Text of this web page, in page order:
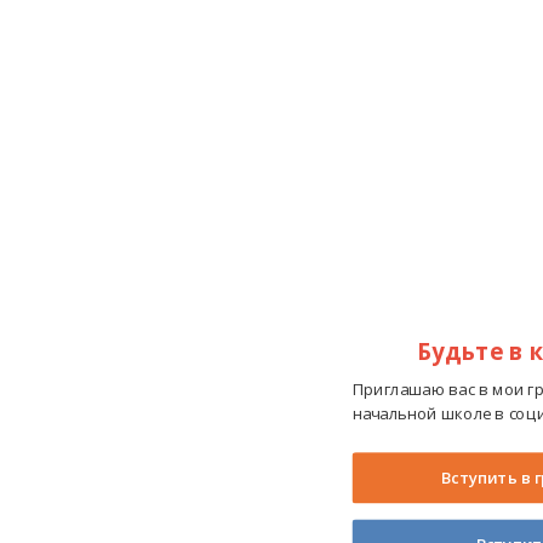
Будьте в
Приглашаю вас в мои
начальной школе в
Вступить в